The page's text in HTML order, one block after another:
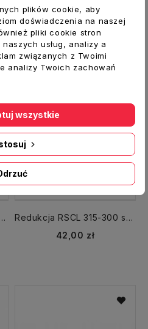
STH-L-318/10 Rura izolowana SONOTHERM LIGHT fi 300 / 10 mb Termoflex 140°C
Redukcja RSCL 315-300 symetryczna
42,00 zł
plików cookie, aby
doświadczenia na naszej
pliki cookie stron
usług, analizy a
związanych z Twoimi
analizy Twoich zachowań
wszystkie